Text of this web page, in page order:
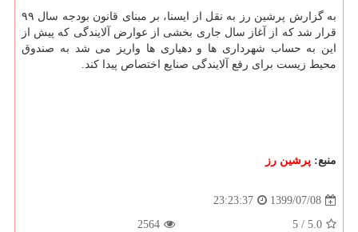
به گزارش پرشین رز به نقل از ایسنا، بر مبنای قانون بودجه سال ۹۹
قرار شد که از آغاز سال جاری بخشی از عوارض آلایندگی که پیش از
این به حساب شهرداری ها و دهیاری ها واریز می شد به صندوق
محیط زیست برای رفع آلایندگی صنایع اختصاص پیدا کند.
منبع: پرشین رز
1399/07/08
23:23:37
5.0
/
5
2564